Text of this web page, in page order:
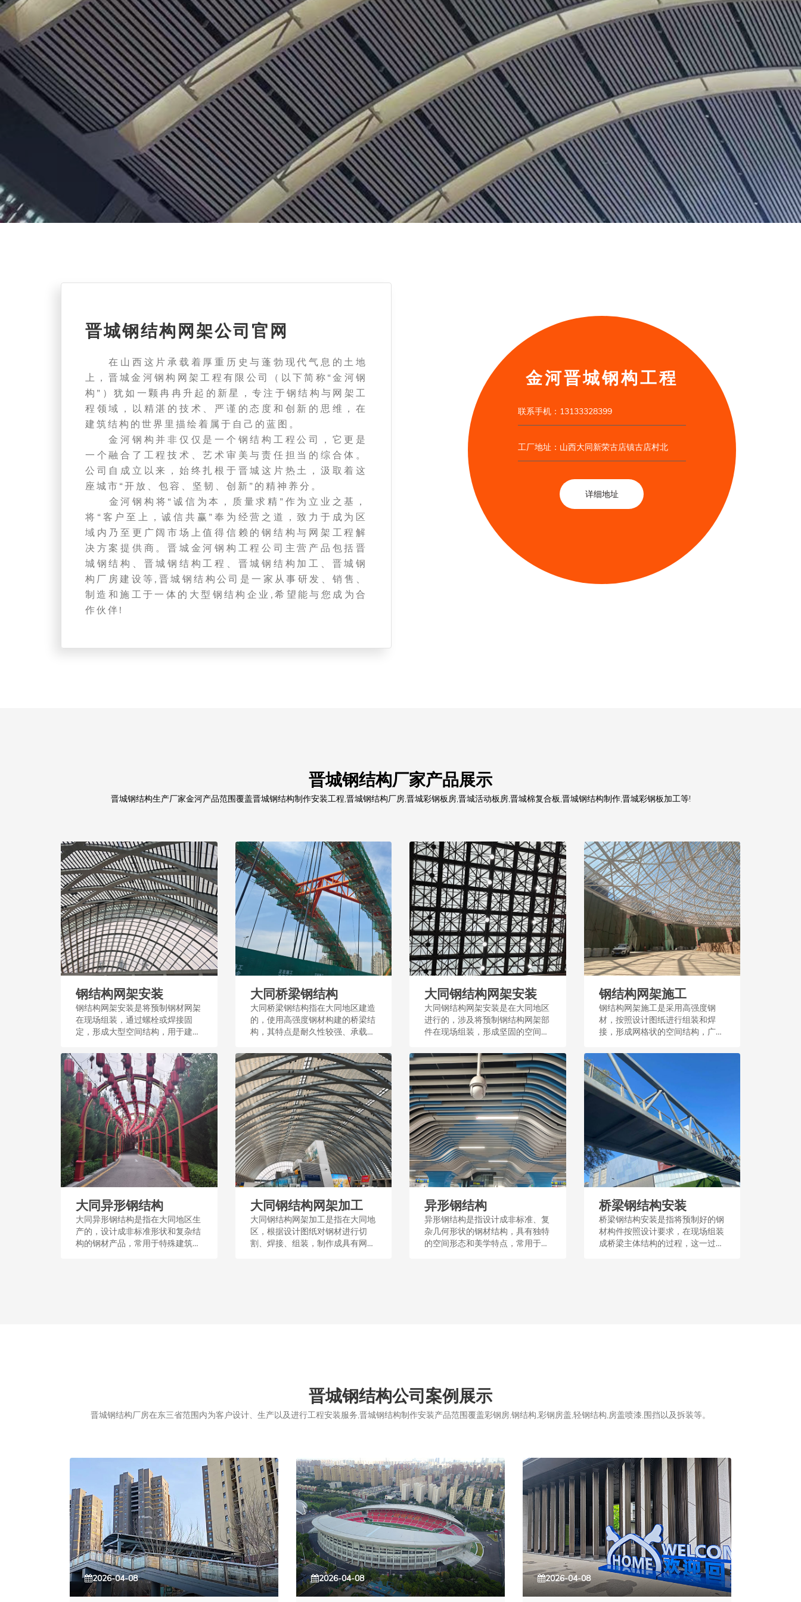
晋城钢结构网架公司官网
在山西这片承载着厚重历史与蓬勃现代气息的土地
上，晋城金河钢构网架工程有限公司（以下简称“金河钢
构”）犹如一颗冉冉升起的新星，专注于钢结构与网架工
程领域，以精湛的技术、严谨的态度和创新的思维，在
建筑结构的世界里描绘着属于自己的蓝图。
金河钢构并非仅仅是一个钢结构工程公司，它更是
一个融合了工程技术、艺术审美与责任担当的综合体。
公司自成立以来，始终扎根于晋城这片热土，汲取着这
座城市“开放、包容、坚韧、创新”的精神养分。
金河钢构将“诚信为本，质量求精”作为立业之基，
将“客户至上，诚信共赢”奉为经营之道，致力于成为区
域内乃至更广阔市场上值得信赖的钢结构与网架工程解
决方案提供商。晋城金河钢构工程公司主营产品包括晋
城钢结构、晋城钢结构工程、晋城钢结构加工、晋城钢
构厂房建设等,晋城钢结构公司是一家从事研发、销售、
制造和施工于一体的大型钢结构企业,希望能与您成为合
作伙伴!
金河晋城钢构工程
联系手机：13133328399
工厂地址：山西大同新荣古店镇古店村北
详细地址
晋城钢结构厂家产品展示
晋城钢结构生产厂家金河产品范围覆盖晋城钢结构制作安装工程,晋城钢结构厂房,晋城彩钢板房,晋城活动板房,晋城棉复合板,晋城钢结构制作,晋城彩钢板加工等!
钢结构网架安装
钢结构网架安装是将预制钢材网架
在现场组装，通过螺栓或焊接固
定，形成大型空间结构，用于建筑
量和精密施工，确保结构稳定和安
全。...
大同桥梁钢结构
大同桥梁钢结构指在大同地区建造
的，使用高强度钢材构建的桥梁结
构，其特点是耐久性较强、承载能
施建设。...
大同钢结构网架安装
大同钢结构网架安装是在大同地区
进行的，涉及将预制钢结构网架部
件在现场组装，形成坚固的空间结
筑。...
钢结构网架施工
钢结构网架施工是采用高强度钢
材，按照设计图纸进行组装和焊
接，形成网格状的空间结构，广泛
过程注重精度和稳定性。...
大同异形钢结构
大同异形钢结构是指在大同地区生
产的，设计成非标准形状和复杂结
构的钢材产品，常用于特殊建筑和
大同钢结构网架加工
大同钢结构网架加工是指在大同地
区，根据设计图纸对钢材进行切
割、焊接、组装，制作成具有网状
异形钢结构
异形钢结构是指设计成非标准、复
杂几何形状的钢材结构，具有独特
的空间形态和美学特点，常用于建
桥梁钢结构安装
桥梁钢结构安装是指将预制好的钢
材构件按照设计要求，在现场组装
成桥梁主体结构的过程，这一过程
晋城钢结构公司案例展示
晋城钢结构厂房在东三省范围内为客户设计、生产以及进行工程安装服务,晋城钢结构制作安装产品范围覆盖彩钢房,钢结构,彩钢房盖,轻钢结构,房盖喷漆,围挡以及拆装等。
2026-04-08 2026-04-08 2026-04-08